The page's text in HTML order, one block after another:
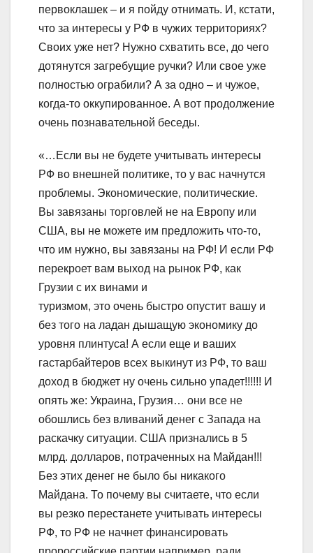
первоклашек – и я пойду отнимать. И, кстати,
что за интересы у РФ в чужих территориях?
Своих уже нет? Нужно схватить все, до чего
дотянутся загребущие ручки? Или свое уже
полностью ограбили? А за одно – и чужое,
когда-то оккупированное. А вот продолжение
очень познавательной беседы.
«…Если вы не будете учитывать интересы
РФ во внешней политике, то у вас начнутся
проблемы. Экономические, политические.
Вы завязаны торговлей не на Европу или
США, вы не можете им предложить что-то,
что им нужно, вы завязаны на РФ! И если РФ
перекроет вам выход на рынок РФ, как
Грузии с их винами и
туризмом, это очень быстро опустит вашу и
без того на ладан дышащую экономику до
уровня плинтуса! А если еще и ваших
гастарбайтеров всех выкинут из РФ, то ваш
доход в бюджет ну очень сильно упадет!!!!!! И
опять же: Украина, Грузия… они все не
обошлись без вливаний денег с Запада на
раскачку ситуации. США признались в 5
млрд. долларов, потраченных на Майдан!!!
Без этих денег не было бы никакого
Майдана. То почему вы считаете, что если
вы резко перестанете учитывать интересы
РФ, то РФ не начнет финансировать